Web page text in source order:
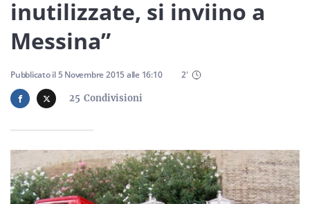
Servizi
Resta sempre aggiornato con le ultime news, iscriviti alla
nostra newsletter
Iscriviti
inutilizzate, si inviino a
Messina”
25 Condivisioni
Pubblicato il5 Novembre 2015alle 16:10 2'